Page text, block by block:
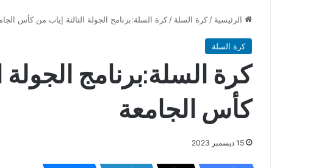
الرئيسية / كرة السلة / كرة السلة:برنامج الجولة الثالثة إياب من كأس
كرة السلة
كرة السلة:برنامج الجولة
كأس الجامعة
15 ديسمبر 2023